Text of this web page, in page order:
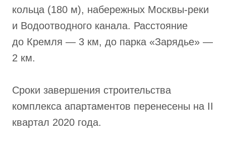
кольца (180 м), набережных Москвы-реки
и Водоотводного канала. Расстояние
до Кремля — 3 км, до парка «Зарядье» —
2 км.
Сроки завершения строительства
комплекса апартаментов перенесены на II
квартал 2020 года.